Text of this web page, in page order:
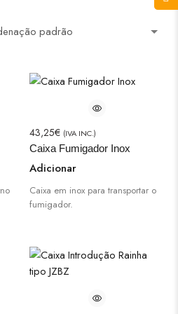
43,25€ (IVA INC.)
Caixa Fumigador Inox
Adicionar
Caixa em inox para transportar o
fumigador.